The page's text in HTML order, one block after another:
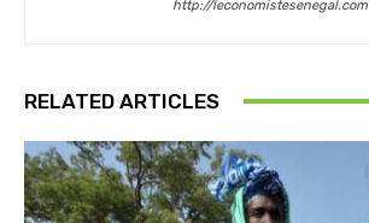
http://leconomistesenegal.com
RELATED ARTICLES